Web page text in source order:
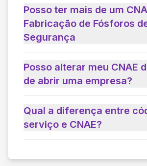
Posso ter mais de um
Fabricação de Fósforos
Segurança
Posso alterar meu CNAE
de abrir uma empresa?
Qual a diferença entre
serviço e CNAE?